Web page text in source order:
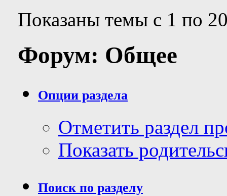
Показаны темы с 1 по
Форум: Общее
Опции раздела
Отметить раздел
Показать
Поиск по разделу